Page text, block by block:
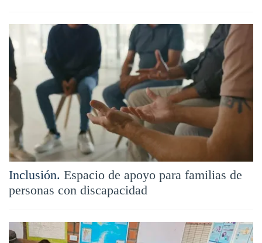
Inclusión. Espacio de apoyo para familias de
personas con discapacidad